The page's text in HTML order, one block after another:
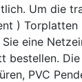
Um die
)
eine
bestellen. Die
PVC